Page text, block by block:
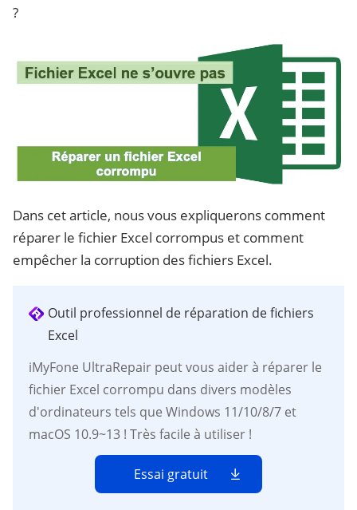
?
Dans cet article, nous vous expliquerons comment
réparer le fichier Excel corrompus et comment
empêcher la corruption des fichiers Excel.
Outil professionnel de réparation de fichiers
Excel
iMyFone UltraRepair peut vous aider à réparer le
fichier Excel corrompu dans divers modèles
d'ordinateurs tels que Windows 11/10/8/7 et
macOS 10.9~13 ! Très facile à utiliser !
Essai gratuit